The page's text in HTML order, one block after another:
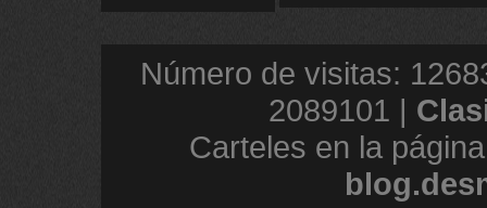
Número de visitas:
2089101 |
Carteles en la